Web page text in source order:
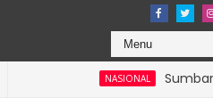
Sumbar Usulkan